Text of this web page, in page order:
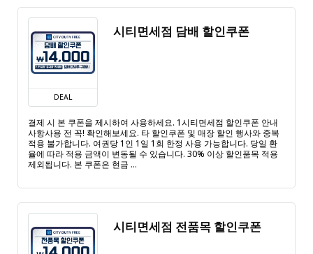
DEAL
시티면세점 담배 할인쿠폰
결제 시 본 쿠폰을 제시하여 사용하세요. 1시티면세점 할인쿠폰 안내
사항사용 전 꼭! 확인해보세요. 타 할인쿠폰 및 매장 할인 행사와 중복
적용 불가합니다. 여권당 1인 1일 1회 한정 사용 가능합니다. 당일 환
율에 따라 적용 금액이 변동될 수 있습니다. 30% 이상 할인품목 적용
제외됩니다. 본 쿠폰은 현금 ...
시티면세점 전품목 할인쿠폰